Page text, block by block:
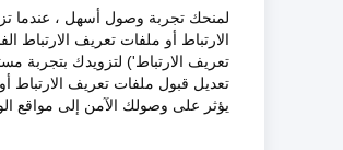
لمنحك تجربة وصول أسهل ، عندما
الارتباط أو ملفات تعريف الارتباط
تعريف الارتباط') لتزويدك بتجربة
تعديل قبول ملفات تعريف الارتباط
يؤثر على وصولك الآمن إلى مواقع